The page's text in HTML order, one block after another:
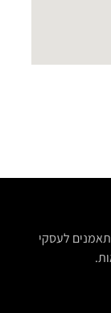
לעסקי